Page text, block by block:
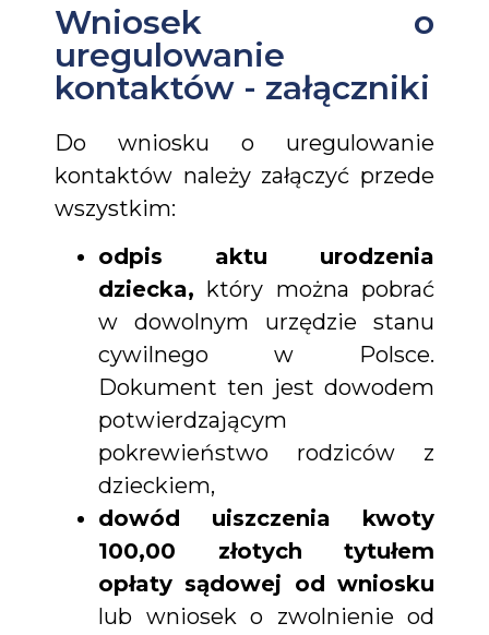
Wniosek o
uregulowanie
kontaktów - załączniki
Do wniosku o uregulowanie
kontaktów należy załączyć przede
wszystkim:
odpis aktu urodzenia
dziecka, który można pobrać
w dowolnym urzędzie stanu
cywilnego w Polsce.
Dokument ten jest dowodem
potwierdzającym
pokrewieństwo rodziców z
dzieckiem,
dowód uiszczenia kwoty
100,00 złotych tytułem
opłaty sądowej od wniosku
lub wniosek o zwolnienie od